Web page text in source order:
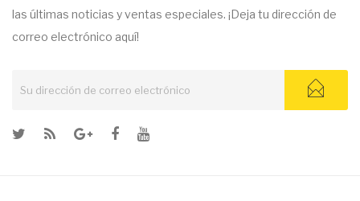
las últimas noticias y ventas especiales. ¡Deja tu dirección de
correo electrónico aquí!